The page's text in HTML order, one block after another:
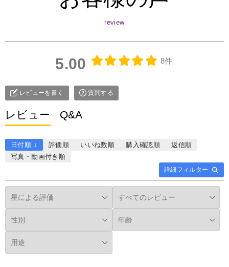
5.00 8件
レビューを書く 質問する
レビュー Q&A
詳細フィルター
日付順 ↓ 評価順 いいね数順 購入確認順
返信順
写真・動画付き順